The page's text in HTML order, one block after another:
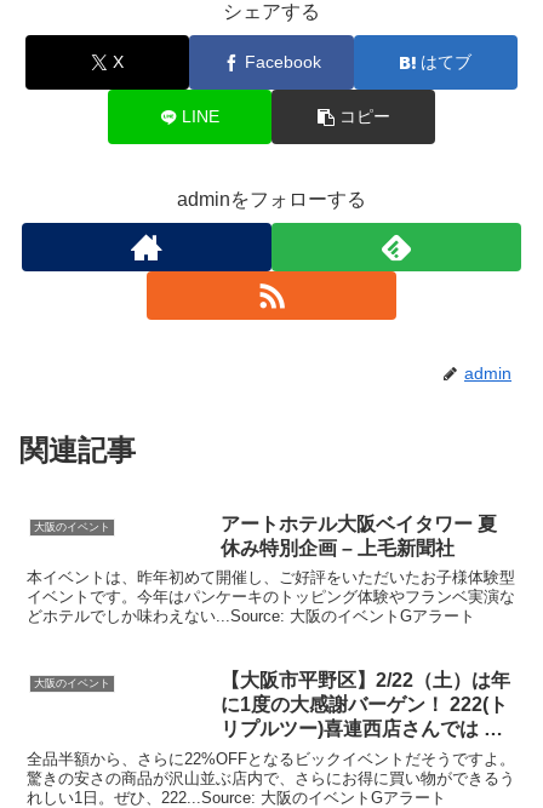
シェアする
X Facebook はてブ
LINE コピー
adminをフォローする
admin
関連記事
大阪のイベント アートホテル大阪ベイタワー 夏
休み特別企画 – 上毛新聞社
本イベントは、昨年初めて開催し、ご好評をいただいたお子様体験型
イベントです。今年はパンケーキのトッピング体験やフランベ実演な
どホテルでしか味わえない...Source: 大阪のイベントGアラート
大阪のイベント 【大阪市平野区】2/22（土）は年
に1度の大感謝バーゲン！ 222(ト
リプルツー)喜連西店さんでは …
全品半額から、さらに22%OFFとなるビックイベントだそうですよ。
驚きの安さの商品が沢山並ぶ店内で、さらにお得に買い物ができるう
れしい1日。ぜひ、222...Source: 大阪のイベントGアラート